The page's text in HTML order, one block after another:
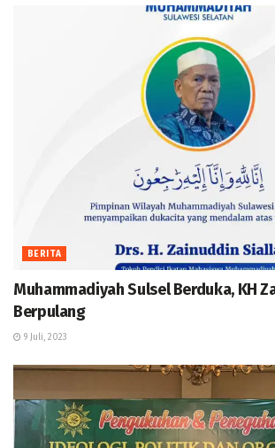
BERITA
Muhammadiyah Sulsel Berduka, KH
Berpulang
9 Juli, 2023